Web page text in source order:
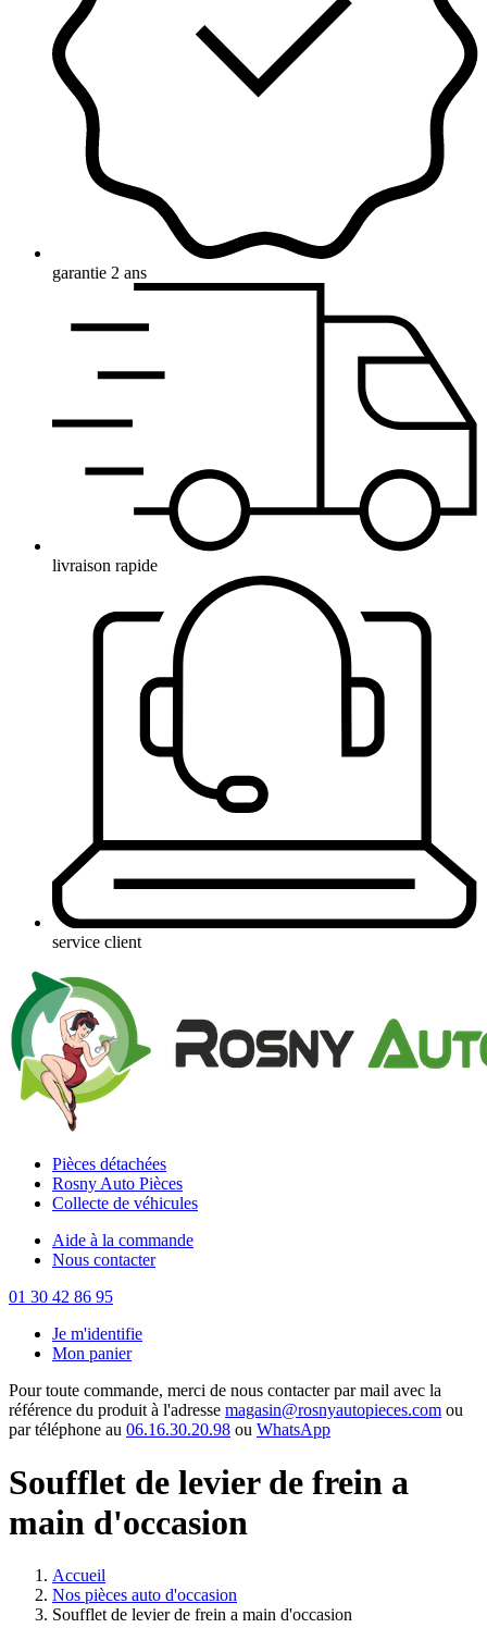
garantie 2 ans
livraison rapide
service client
Pièces détachées
Rosny Auto Pièces
Collecte de véhicules
Aide à la commande
Nous contacter
01 30 42 86 95
Je m'identifie
Mon panier
Pour toute commande, merci de nous contacter par mail avec la
référence du produit à l'adresse magasin@rosnyautopieces.com ou
par téléphone au 06.16.30.20.98 ou WhatsApp
Soufflet de levier de frein a
main d'occasion
Accueil
Nos pièces auto d'occasion
Soufflet de levier de frein a main d'occasion